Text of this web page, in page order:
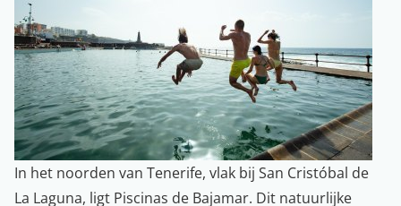
In het noorden van Tenerife, vlak bij San Cristóbal de
La Laguna, ligt Piscinas de Bajamar. Dit natuurlijke